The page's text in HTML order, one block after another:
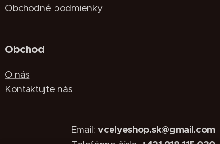
Obchodné podmienky
Obchod
O nás
Kontaktujte nás
Email:vcelyeshop.sk@gmail.com